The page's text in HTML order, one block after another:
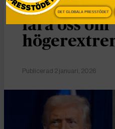
Vad Hanna
lära oss om
Publicerad 2 januari, 2026
DET GLOBALA PRESSTÖDET